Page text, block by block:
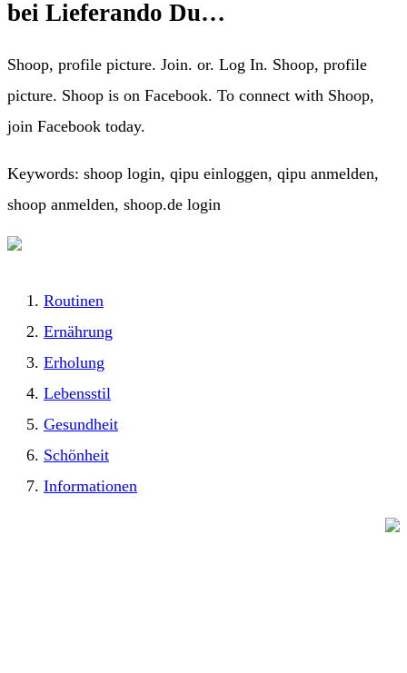
bei Lieferando Du…
Shoop, profile picture. Join. or. Log In. Shoop, profile
picture. Shoop is on Facebook. To connect with Shoop,
join Facebook today.
Keywords: shoop login, qipu einloggen, qipu anmelden,
shoop anmelden, shoop.de login
Routinen
Ernährung
Erholung
Lebensstil
Gesundheit
Schönheit
Informationen